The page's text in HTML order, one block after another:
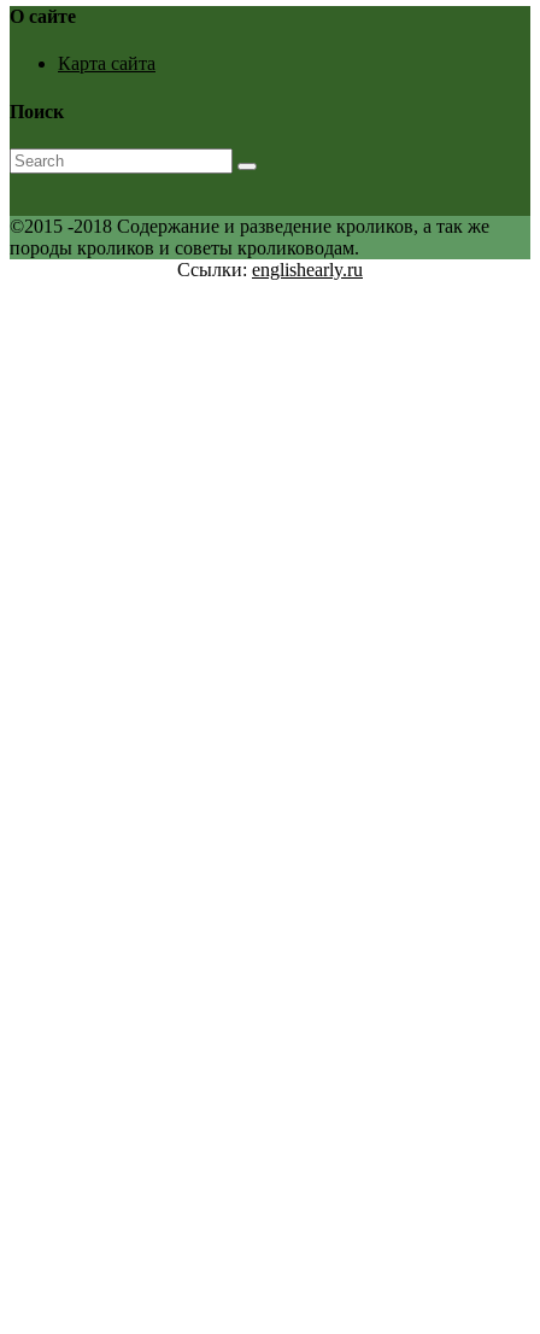
О сайте
Карта сайта
Поиск
©2015 -2018 Содержание и разведение кроликов, а так же
породы кроликов и советы кролиководам.
Ссылки: englishearly.ru